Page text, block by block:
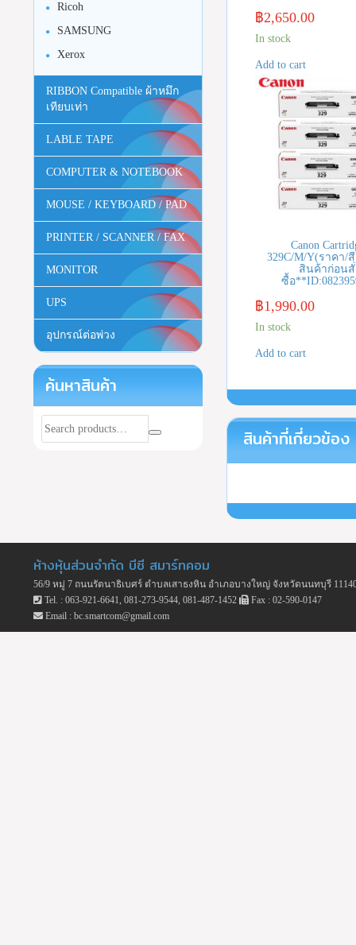
฿2,650.00
In stock
Add to cart
Canon
329C/M/Y(ราคา/
สินค้าก่อนสั่
ซื้อ
฿1,990.00
In stock
Add to cart
สินค้าที่เกี่ยวข้อง
Ricoh
SAMSUNG
Xerox
RIBBON Compatible ผ้าหมึก
เทียบเท่า
LABLE TAPE
COMPUTER & NOTEBOOK
MOUSE / KEYBOARD / PAD
PRINTER / SCANNER / FAX
MONITOR
UPS
อุปกรณ์ต่อพ่วง
ค้นหาสินค้า
ห้างหุ้นส่วนจำกัด บีซี สมาร์ทคอม
56/9 หมู่ 7 ถนนรัตนาธิเบศร์ ตำบลเสาธงหิน อำเภอบางใหญ่ จังหวัดนนทบุรี
Tel. : 063-921-6641, 081-273-9544, 081-487-1452
Fax : 02-590-0147
Email : bc.smartcom@gmail.com